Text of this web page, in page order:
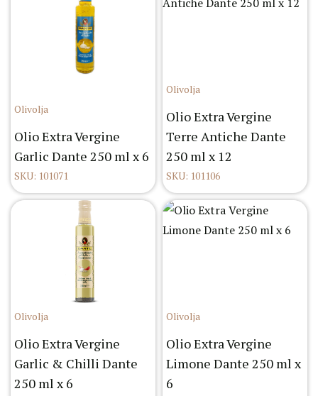
Olivolja
Olio Extra Vergine
Garlic Dante 250 ml x 6
SKU: 101071
Olivolja
Olio Extra Vergine
Terre Antiche Dante
250 ml x 12
SKU: 101106
Olivolja
Olio Extra Vergine
Garlic & Chilli Dante
250 ml x 6
Olivolja
Olio Extra Vergine
Limone Dante 250 ml x
6